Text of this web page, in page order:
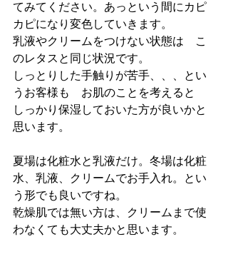
てみてください。あっという間にカピ
カピになり変色していきます。
乳液やクリームをつけない状態は　こ
のレタスと同じ状況です。
しっとりした手触りが苦手、、、とい
うお客様も　お肌のことを考えると
しっかり保湿しておいた方が良いかと
思います。
夏場は化粧水と乳液だけ。冬場は化粧
水、乳液、クリームでお手入れ。とい
う形でも良いですね。
乾燥肌では無い方は、クリームまで使
わなくても大丈夫かと思います。